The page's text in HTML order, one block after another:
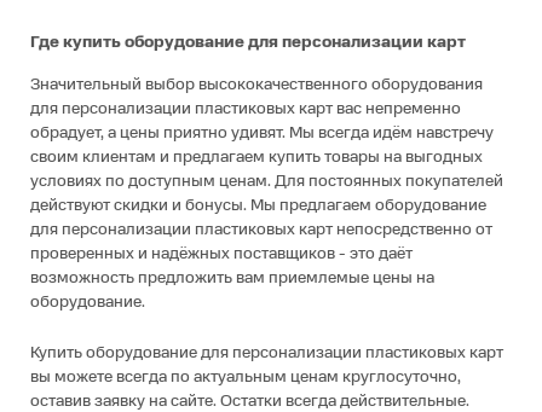
Где купить оборудование для персонализации карт
Значительный выбор высококачественного оборудования
для персонализации пластиковых карт вас непременно
обрадует, а цены приятно удивят. Мы всегда идём навстречу
своим клиентам и предлагаем купить товары на выгодных
условиях по доступным ценам. Для постоянных покупателей
действуют скидки и бонусы. Мы предлагаем оборудование
для персонализации пластиковых карт непосредственно от
проверенных и надёжных поставщиков - это даёт
возможность предложить вам приемлемые цены на
оборудование.
Купить оборудование для персонализации пластиковых карт
вы можете всегда по актуальным ценам круглосуточно,
оставив заявку на сайте. Остатки всегда действительные.